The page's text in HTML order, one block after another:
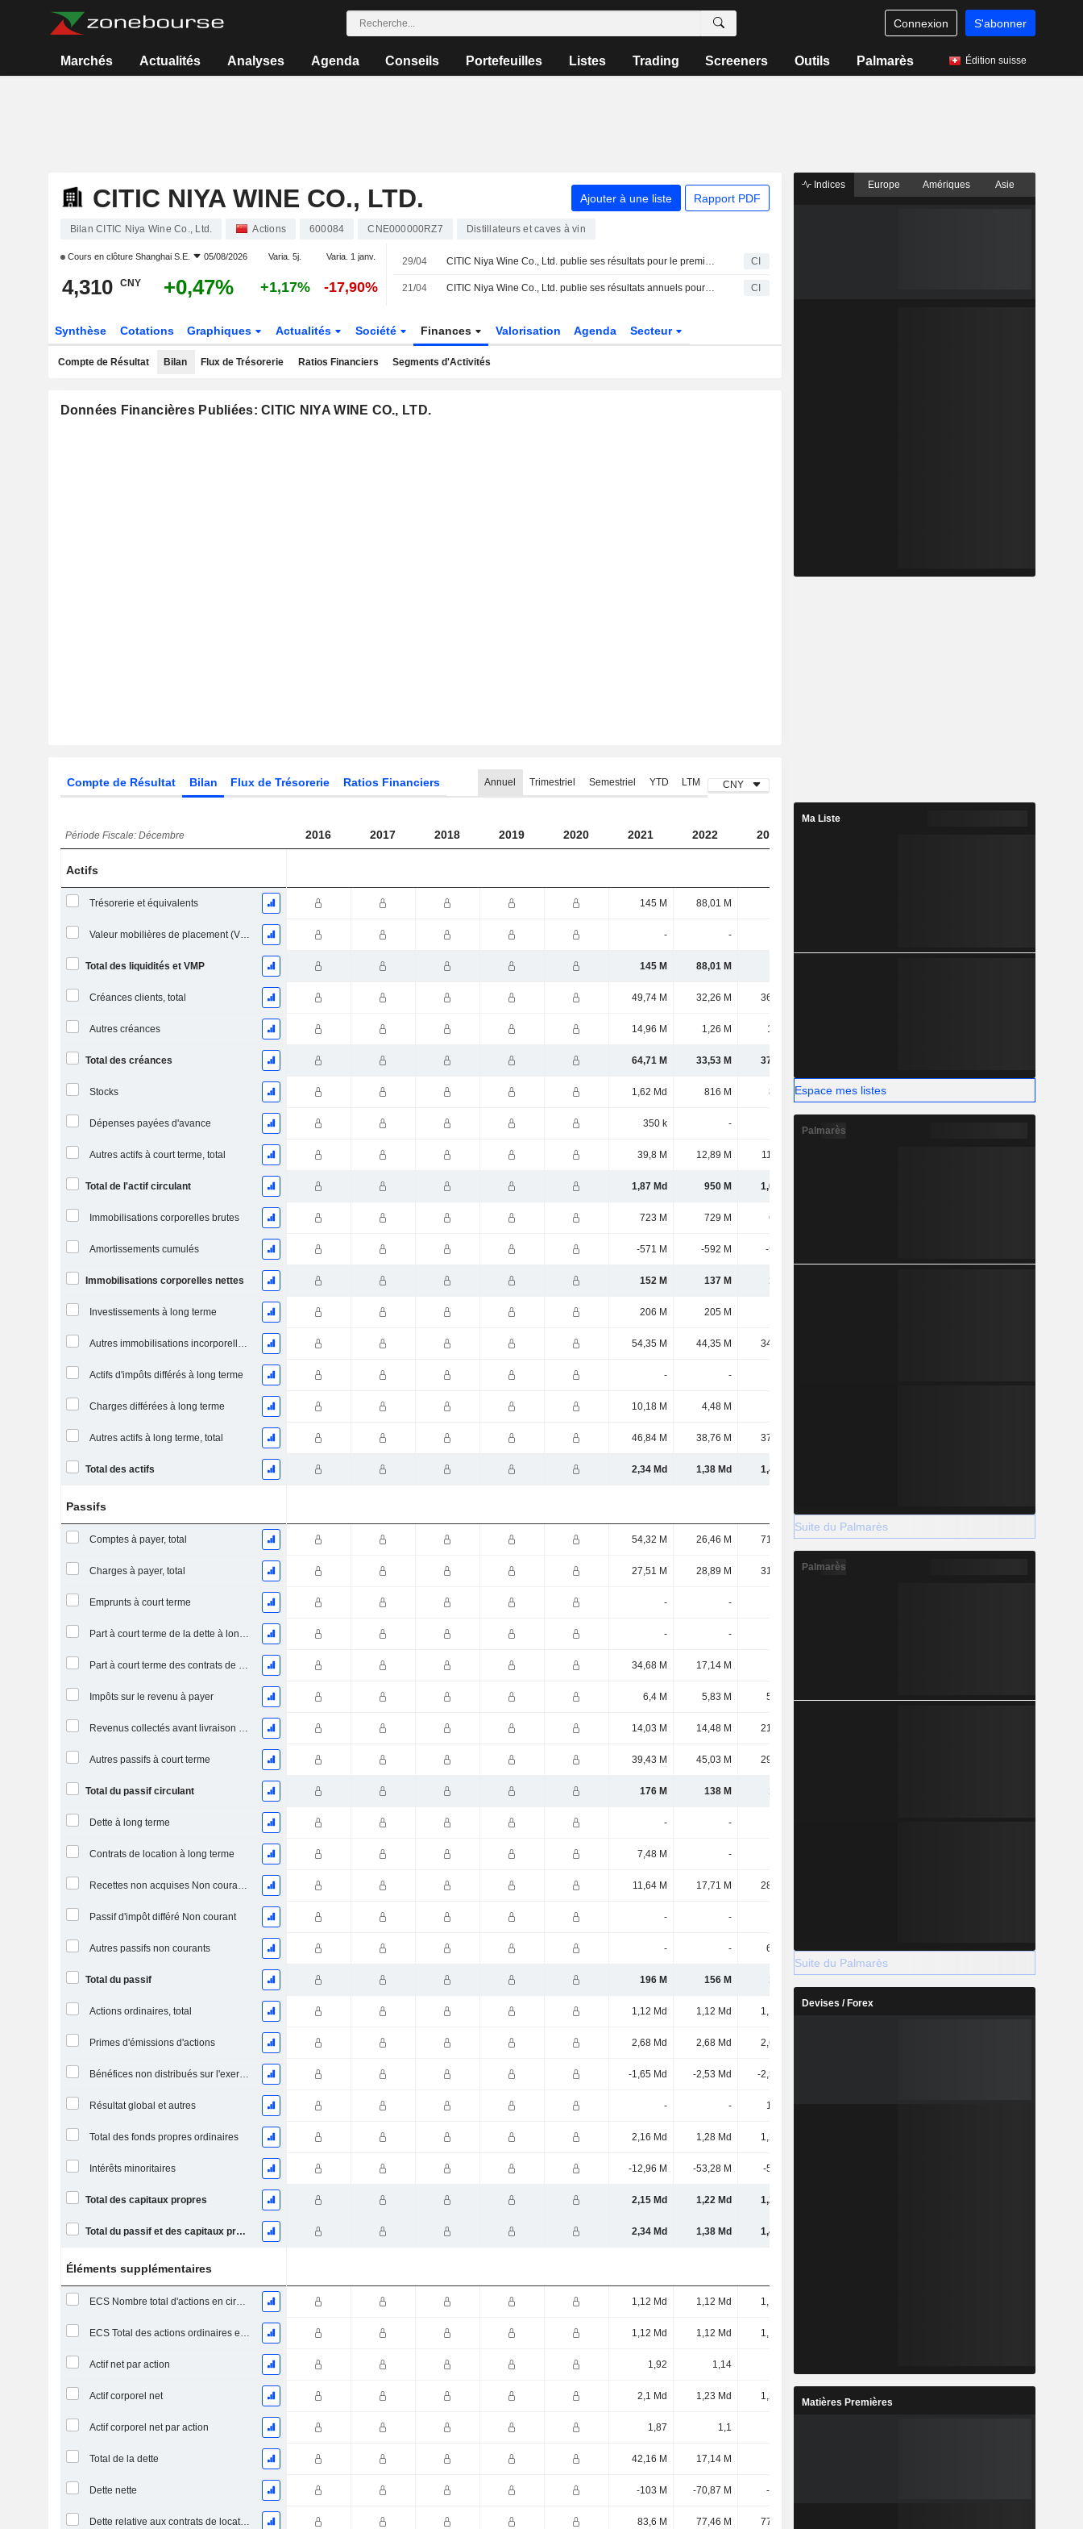
Connexion S'abonner
Marchés Actualités Analyses Agenda Conseils Portefeuilles Listes Trading Screeners Outils Palmarès Édition suisse
CITIC NIYA WINE CO., LTD. Ajouter à une liste Rapport PDF
Bilan CITIC Niya Wine Co., Ltd. Actions 600084 CNE000000RZ7 Distillateurs et caves à vin
Cours en clôture Shanghai S.E. 05/08/2026 Varia. 5j. Varia. 1 janv.
4,310 CNY +0,47% +1,17% -17,90%
29/04 CITIC Niya Wine Co., Ltd. publie ses résultats pour le premier trimestre clos le 31 mars 2026 CI
21/04 CITIC Niya Wine Co., Ltd. publie ses résultats annuels pour l'exercice clos le 31 décembre 2025 CI
Synthèse Cotations Graphiques Actualités Société Finances Valorisation Agenda Secteur
Compte de Résultat Bilan Flux de Trésorerie Ratios Financiers Segments d'Activités
Données Financières Publiées: CITIC NIYA WINE CO., LTD.
Compte de Résultat Bilan Flux de Trésorerie Ratios Financiers Annuel Trimestriel Semestriel YTD LTM CNY
Période Fiscale: Décembre 2016 2017 2018 2019 2020 2021 2022 2023
Actifs
Trésorerie et équivalents 145 M 88,01 M
Valeur mobilières de placement (VMP) à court terme - -
Total des liquidités et VMP 145 M 88,01 M
Créances clients, total 49,74 M 32,26 M 36,12 M
Autres créances 14,96 M 1,26 M 1,11 M
Total des créances 64,71 M 33,53 M 37,23 M
Stocks 1,62 Md 816 M 851 M 897 M
Dépenses payées d'avance 350 k - 3,15 M
Autres actifs à court terme, total 39,8 M 12,89 M 11,95 M
Total de l'actif circulant 1,87 Md 950 M 1,02 Md
Immobilisations corporelles brutes 723 M 729 M 636 M
Amortissements cumulés -571 M -592 M -501 M
Immobilisations corporelles nettes 152 M 137 M 134 M
Investissements à long terme 206 M 205 M
Autres immobilisations incorporelles, total 54,35 M 44,35 M 34,53 M
Actifs d'impôts différés à long terme - -
Charges différées à long terme 10,18 M 4,48 M
Autres actifs à long terme, total 46,84 M 38,76 M 37,81 M
Total des actifs 2,34 Md 1,38 Md 1,42 Md
Passifs
Comptes à payer, total 54,32 M 26,46 M 71,75 M 33,19 M 47,51 M
Charges à payer, total 27,51 M 28,89 M 31,06 M 22,21 M
Emprunts à court terme - -
Part à court terme de la dette à long terme - -
Part à court terme des contrats de location 34,68 M 17,14 M
Impôts sur le revenu à payer 6,4 M 5,83 M 5,26 M
Revenus collectés avant livraison du produit/service 14,03 M 14,48 M 21,08 M
Autres passifs à court terme 39,43 M 45,03 M 29,54 M
Total du passif circulant 176 M 138 M 159 M
Dette à long terme - -
Contrats de location à long terme 7,48 M -
Recettes non acquises Non courantes 11,64 M 17,71 M 28,58 M
Passif d'impôt différé Non courant - -
Autres passifs non courants - - 6,65 M 447 k -
Total du passif 196 M 156 M 194 M
Actions ordinaires, total 1,12 Md 1,12 Md 1,12 Md
Primes d'émissions d'actions 2,68 Md 2,68 Md 2,68 Md
Bénéfices non distribués sur l'exercice -1,65 Md -2,53 Md -2,53 Md
Résultat global et autres - - 1,41 M
Total des fonds propres ordinaires 2,16 Md 1,28 Md 1,28 Md
Intérêts minoritaires -12,96 M -53,28 M -52,4 M
Total des capitaux propres 2,15 Md 1,22 Md 1,23 Md
Total du passif et des capitaux propres 2,34 Md 1,38 Md 1,42 Md
Éléments supplémentaires
ECS Nombre total d'actions en circulation à la date de dépôt 1,12 Md 1,12 Md 1,12 Md
ECS Total des actions ordinaires en circulation 1,12 Md 1,12 Md 1,12 Md
Actif net par action 1,92 1,14
Actif corporel net 2,1 Md 1,23 Md 1,24 Md 1,27 Md
Actif corporel net par action 1,87 1,1
Total de la dette 42,16 M 17,14 M
Dette nette -103 M -70,87 M -116 M
Dette relative aux contrats de location 83,6 M 77,46 M 77,46 M
Indices Europe Amériques Asie
Ma Liste
Espace mes listes
Palmarès
Suite du Palmarès
Palmarès
Suite du Palmarès
Devises / Forex
Matières Premières